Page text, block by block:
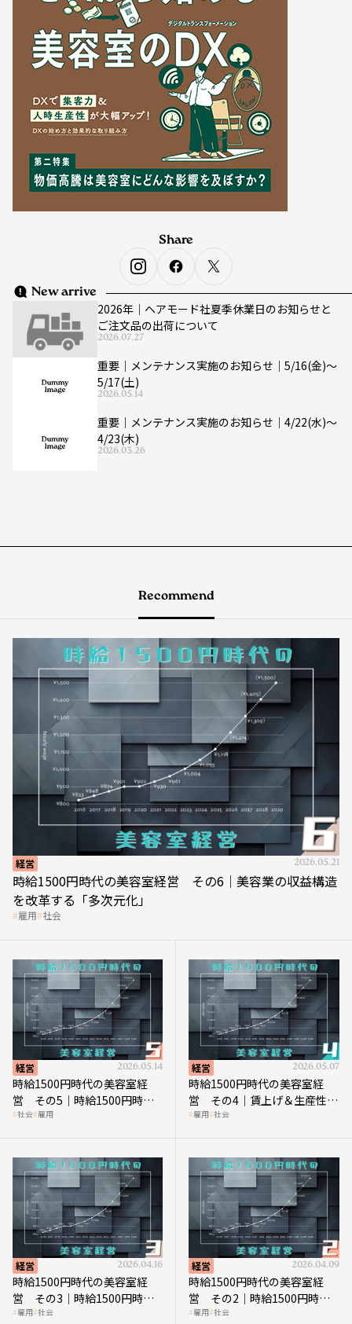
New arrive
2026年｜ヘアモード社夏季休業日のお知らせと
ご注文品の出荷について
2026.07.27
重要｜メンテナンス実施のお知らせ｜5/16(金)〜
5/17(土)
2026.05.14
重要｜メンテナンス実施のお知らせ｜4/22(水)〜
4/23(木)
2026.03.26
Share
Recommend
経営 2026.05.21
時給1500円時代の美容室経営 その6｜美容業の収益構造
を改革する「多次元化」
雇用 社会
経営 2026.05.14
時給1500円時代の美容室経
営 その5｜時給1500円時代
の到来は美容業の収益構造を
社会 雇用
経営 2026.05.07
時給1500円時代の美容室経
営 その4｜賃上げ＆生産性向
上につなげる賢い助成金活用
雇用 社会
経営 2026.04.16
時給1500円時代の美容室経
営 その3｜時給1500円時
代、美容業はどのような影響
雇用 社会
経営 2026.04.09
時給1500円時代の美容室経
営 その2｜時給1500円時代
に支払う給与はいくらなのか
雇用 社会